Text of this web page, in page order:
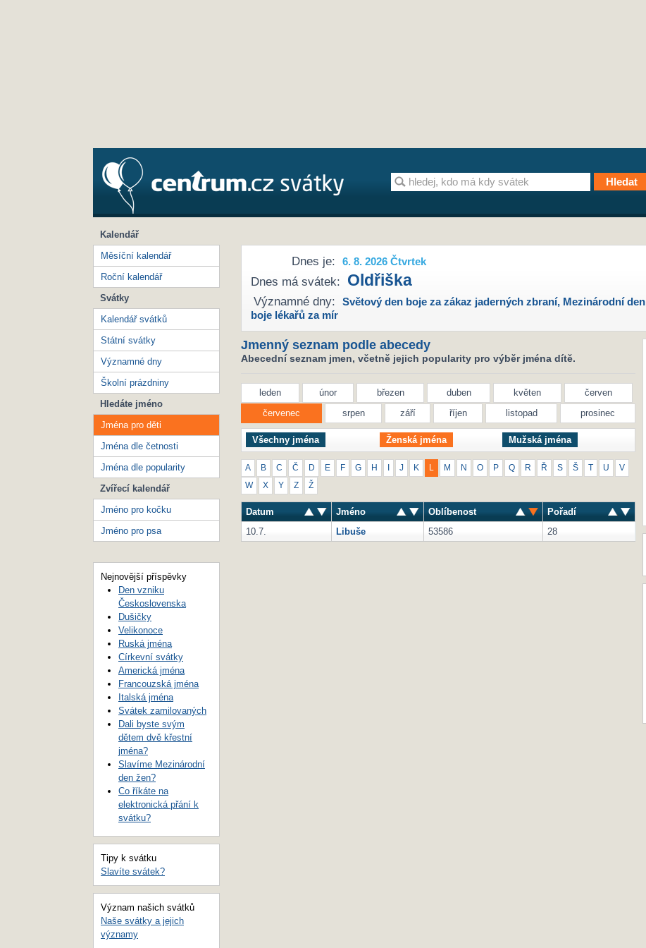
Dnes je: 6. 8. 2026 Čtvrtek
Dnes má svátek: Oldřiška
Významné dny: Světový den boje za zákaz jaderných zbraní, Mezinárodní den
boje lékařů za mír
Jmenný seznam podle abecedy
Abecední seznam jmen, včetně jejich popularity pro výběr jména dítě.
leden únor březen duben květen
červen
červenec
srpen září říjen listopad prosinec
Všechny jména Ženská jména Mužská jména
A B C Č D E F G H J K M N O P Q R Ř S Š T U V
W X Y Z Ž
Datum Jméno Oblíbenost
Pořadí
10.7.
Libuše 53586 28
Kalendář
Měsíční kalendář
Roční kalendář
Svátky
Kalendář svátků
Státní svátky
Významné dny
Školní prázdniny
Hledáte jméno
Jména pro děti
Jména dle četnosti
Jména dle popularity
Zvířecí kalendář
Jméno pro kočku
Jméno pro psa
Nejnovější příspěvky
Den vzniku
Československa
Dušičky
Velikonoce
Ruská jména
Církevní svátky
Americká jména
Francouzská jména
Italská jména
Svátek zamilovaných
Dali byste svým
dětem dvě křestní
jména?
Slavíme Mezinárodní
den žen?
Co říkáte na
elektronická přání k
svátku?
Tipy k svátku
Slavíte svátek?
Význam našich svátků
Naše svátky a jejich
významy